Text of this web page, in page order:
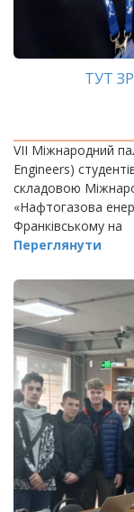
ТУТ
VIІ Міжнародний
Engineers)
складовою
«Нафтогазова
Франківському на
Переглянути